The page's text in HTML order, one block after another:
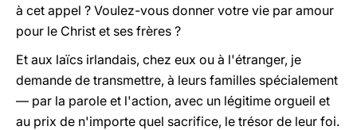
à cet appel ? Voulez-vous donner votre vie par amour
pour le Christ et ses frères ?
Et aux laïcs irlandais, chez eux ou à l'étranger, je
demande de transmettre, à leurs familles spécialement
— par la parole et l'action, avec un légitime orgueil et
au prix de n'importe quel sacrifice, le trésor de leur foi.